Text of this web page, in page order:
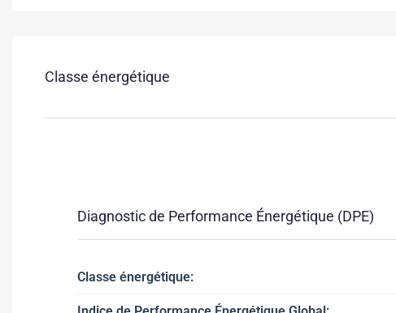
Classe énergétique
Diagnostic de Performance Énergétique (DPE)
Classe énergétique: